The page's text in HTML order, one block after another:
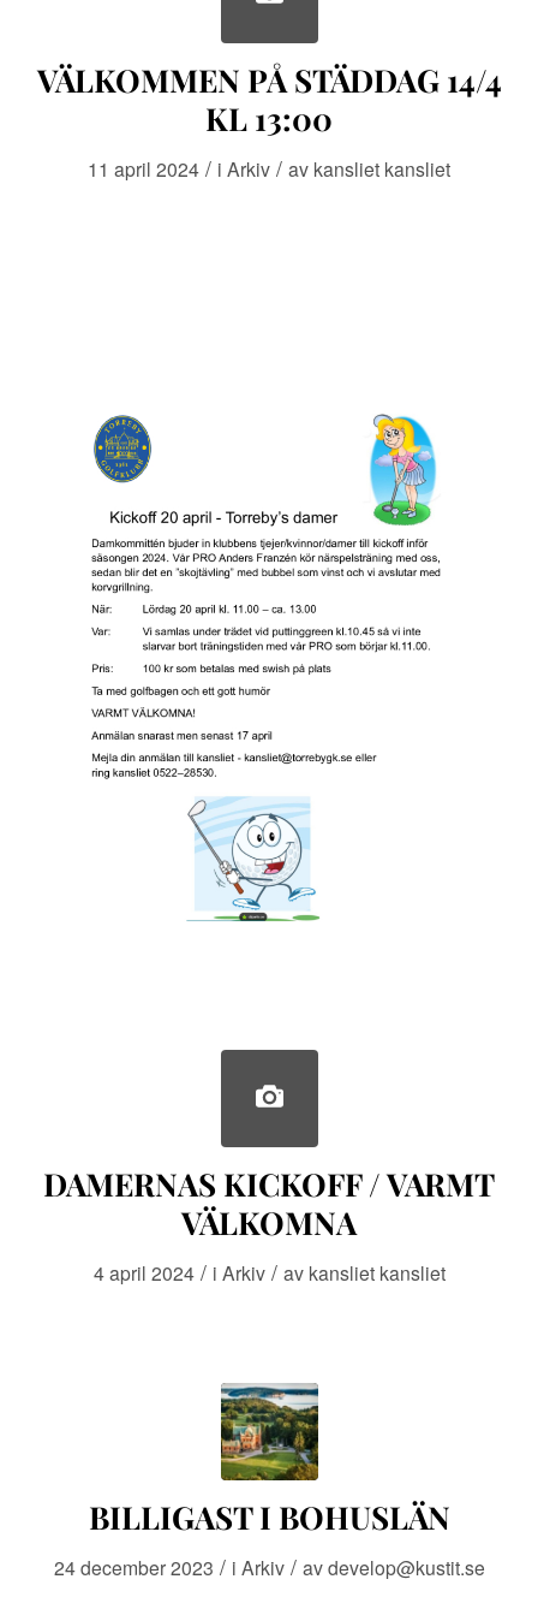
VÄLKOMMEN PÅ STÄDDAG 14/4
KL 13:00
11 april 2024 / i Arkiv / av kansliet kansliet
DAMERNAS KICKOFF / VARMT
VÄLKOMNA
4 april 2024 / i Arkiv / av kansliet kansliet
BILLIGAST I BOHUSLÄN
24 december 2023 / i Arkiv / avdevelop@kustit.se